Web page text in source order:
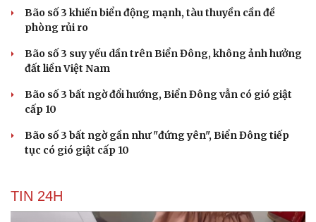
Bão số 3 khiến biển động mạnh, tàu thuyền cần đề
phòng rủi ro
Bão số 3 suy yếu dần trên Biển Đông, không ảnh hưởng
đất liền Việt Nam
Bão số 3 bất ngờ đổi hướng, Biển Đông vẫn có gió giật
cấp 10
Bão số 3 bất ngờ gần như "đứng yên", Biển Đông tiếp
tục có gió giật cấp 10
TIN 24H